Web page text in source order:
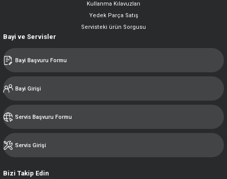
Kullanma Kılavuzları
Yedek Parça Satış
Servisteki ürün Sorgusu
Bayi ve Servisler
Bayi Başvuru Formu
Bayi Girişi
Servis Başvuru Formu
Servis Girişi
Bizi Takip Edin